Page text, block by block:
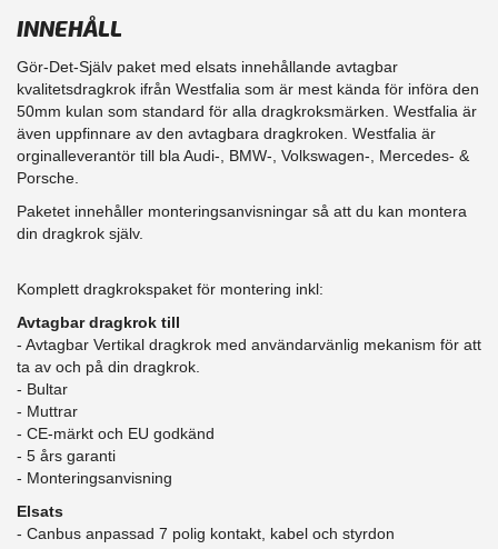
INNEHÅLL
Gör-Det-Själv paket med elsats innehållande avtagbar
kvalitetsdragkrok ifrån Westfalia som är mest kända för införa den
50mm kulan som standard för alla dragkroksmärken. Westfalia är
även uppfinnare av den avtagbara dragkroken. Westfalia är
orginalleverantör till bla Audi-, BMW-, Volkswagen-, Mercedes- &
Porsche.
Paketet innehåller monteringsanvisningar så att du kan montera
din dragkrok själv.
Komplett dragkrokspaket för montering inkl:
Avtagbar dragkrok till
- Avtagbar Vertikal dragkrok med användarvänlig mekanism för att
ta av och på din dragkrok.
- Bultar
- Muttrar
- CE-märkt och EU godkänd
​- 5 års garanti
- Monteringsanvisning
Elsats
- Canbus anpassad 7 polig kontakt, kabel och styrdon